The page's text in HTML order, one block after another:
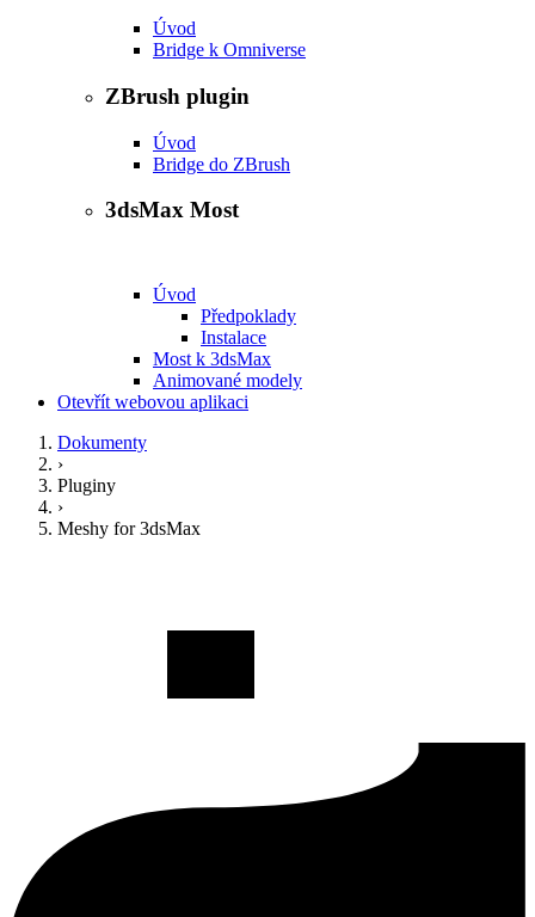
Úvod
Bridge k Omniverse
ZBrush plugin
Úvod
Bridge do ZBrush
3dsMax Most
Úvod
Předpoklady
Instalace
Most k 3dsMax
Animované modely
Otevřít webovou aplikaci
Dokumenty
›
Pluginy
›
Meshy for 3dsMax